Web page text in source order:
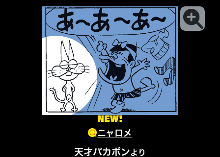
NEW!
ニャロメ
天才バカボンより